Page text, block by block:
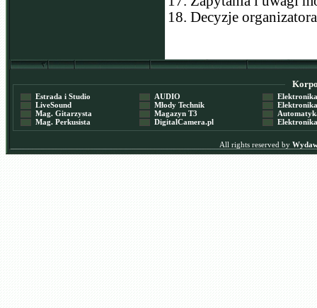
18. Decyzje
Estrada i Studio
LiveSound
Mag. Gitarzysta
Mag. Perkusista
AUDIO
Młody Technik
Magazyn T3
DigitalCamera.pl
Elektronika
Elektronika
Automatyka
Elektronika
All rights reserved by